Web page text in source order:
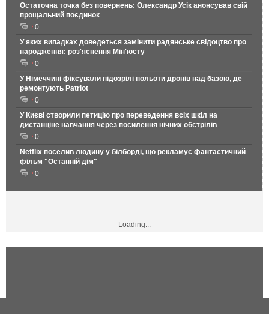
Остаточна точка без повернень: Олександр Усік анонсував свій
прощальний поєдинок
0
У яких випадках доведеться замінити радянське свідоцтво про
народження: роз'яснення Мін'юсту
0
У Німеччині фіксували підозрілі польоти дронів над базою, де
ремонтують Patriot
0
У Києві створили петицію про переведення всіх шкіл на
дистанціне навчання через посилення нічних обстрілів
0
Netflix поселив людину у білборді, що рекламує фантастичний
фільм "Останній дім"
0
Loading...